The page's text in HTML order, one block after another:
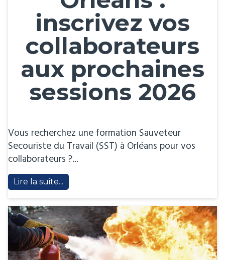
inscrivez vos
collaborateurs
aux prochaines
sessions 2026
Vous recherchez une formation Sauveteur
Secouriste du Travail (SST) à Orléans pour vos
collaborateurs ?...
Lire la suite...